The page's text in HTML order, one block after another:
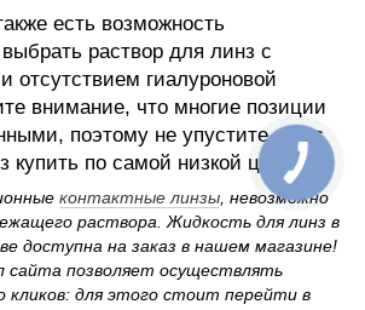
есть возможность
раствор для линз с
отсутствием гиалуроновой
внимание, что многие позиции
поэтому не упустите шанс
купить по самой низкой цене!
контактные линзы, невозможно
раствора. Жидкость для линз в
доступна на заказ в нашем магазине!
сайта позволяет осуществлять
кликов: для этого стоит перейти в